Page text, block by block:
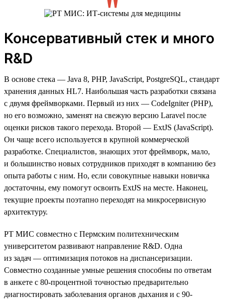
Консервативный стек и много
R&D
В основе стека — Java 8, PHP, JavaScript, PostgreSQL, стандарт
хранения данных HL7. Наибольшая часть разработки связана
с двумя фреймворками. Первый из них — CodeIgniter (PHP),
но его возможно, заменят на свежую версию Laravel после
оценки рисков такого перехода. Второй — ExtJS (JavaScript).
Он чаще всего используется в крупной коммерческой
разработке. Специалистов, знающих этот фреймворк, мало,
и большинство новых сотрудников приходят в компанию без
опыта работы с ним. Но, если совокупные навыки новичка
достаточны, ему помогут освоить ExtJS на месте. Наконец,
текущие проекты поэтапно переходят на микросервисную
архитектуру.
РТ МИС совместно с Пермским политехническим
университетом развивают направление R&D. Одна
из задач — оптимизация потоков на диспансеризации.
Совместно созданные умные решения способны по ответам
в анкете с 80-процентной точностью предварительно
диагностировать заболевания органов дыхания и с 90-